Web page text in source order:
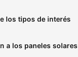
los tipos de interés
a los paneles solares